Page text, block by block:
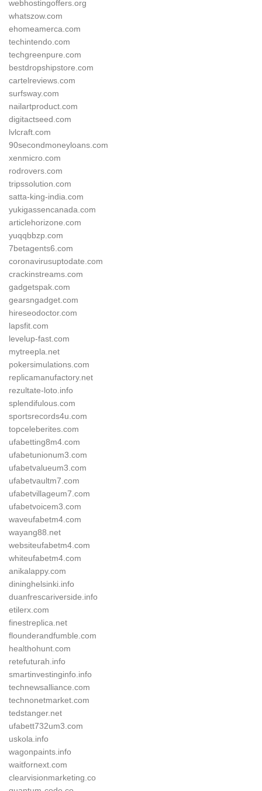
webhostingoffers.org
whatszow.com
ehomeamerca.com
techintendo.com
techgreenpure.com
bestdropshipstore.com
cartelreviews.com
surfsway.com
nailartproduct.com
digitactseed.com
lvlcraft.com
90secondmoneyloans.com
xenmicro.com
rodrovers.com
tripssolution.com
satta-king-india.com
yukigassencanada.com
articlehorizone.com
yuqqbbzp.com
7betagents6.com
coronavirusuptodate.com
crackinstreams.com
gadgetspak.com
gearsngadget.com
hireseodoctor.com
lapsfit.com
levelup-fast.com
mytreepla.net
pokersimulations.com
replicamanufactory.net
rezultate-loto.info
splendifulous.com
sportsrecords4u.com
topceleberites.com
ufabetting8m4.com
ufabetunionum3.com
ufabetvalueum3.com
ufabetvaultm7.com
ufabetvillageum7.com
ufabetvoicem3.com
waveufabetm4.com
wayang88.net
websiteufabetm4.com
whiteufabetm4.com
anikalappy.com
dininghelsinki.info
duanfrescariverside.info
etilerx.com
finestreplica.net
flounderandfumble.com
healthohunt.com
retefuturah.info
smartinvestinginfo.info
technewsalliance.com
technonetmarket.com
tedstanger.net
ufabett732um3.com
uskola.info
wagonpaints.info
waitfornext.com
clearvisionmarketing.co